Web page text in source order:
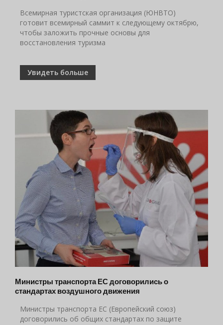
Всемирная туристская организация (ЮНВТО)
готовит всемирный саммит к следующему октябрю,
чтобы заложить прочные основы для
восстановления туризма
Увидеть больше
Министры транспорта ЕС договорились о
стандартах воздушного движения
Министры транспорта ЕС (Европейский союз)
договорились об общих стандартах по защите